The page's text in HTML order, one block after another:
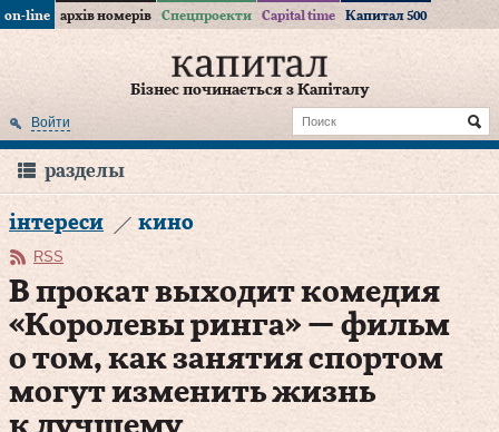
on-line архів номерів Спецпроекти Capital time Капитал 500
Бізнес починається з Капіталу
Войти
разделы
інтереси кино
RSS
В прокат выходит комедия
«Королевы ринга» — фильм
о том, как занятия спортом
могут изменить жизнь